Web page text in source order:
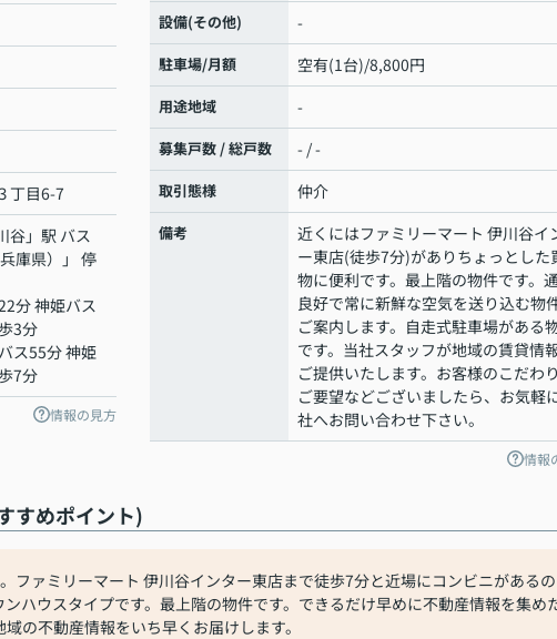
丁目6-7
谷」駅 バス
庫県）」 停
分 神姫バス
3分
ス55分 神姫
7分
情報の見方
設備(その他)
-
駐車場/月額 空有(1台)/8,800円
用途地域 -
募集戸数 / 総戸数 - / -
取引態様 仲介
備考
近くにはファミリーマート 伊川谷イ
ー東店(徒歩7分)がありちょっとした
物に便利です。最上階の物件です。
良好で常に新鮮な空気を送り込む物
ご案内します。自走式駐車場がある
です。当社スタッフが地域の賃貸情
ご提供いたします。お客様のこだわ
ご要望などございましたら、お気軽
社へお問い合わせ下さい。
情報
すめポイント)
ファミリーマート 伊川谷インター東店まで徒歩7分と近場にコンビニがあるの
ハウスタイプです。最上階の物件です。できるだけ早めに不動産情報を集め
の不動産情報をいち早くお届けします。